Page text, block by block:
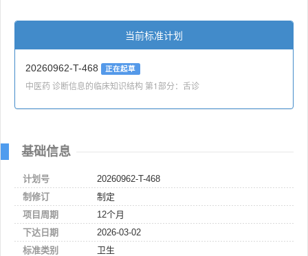
当前标准计划
20260962-T-468 正在起草
中医药 诊断信息的临床知识结构 第1部分：舌诊
基础信息
计划号
20260962-T-468
制修订
制定
项目周期
12个月
下达日期
2026-03-02
标准类别
卫生